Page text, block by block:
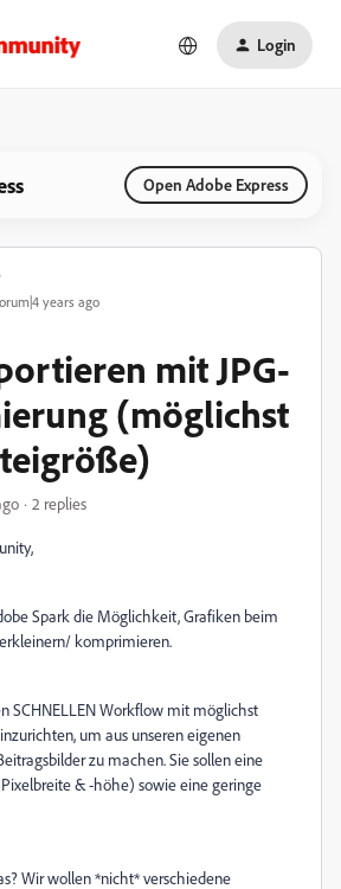
Login
Open Adobe Express
years ago
mit JPG-
(möglichst
2 replies
Spark die Möglichkeit, Grafiken beim
komprimieren.
SCHNELLEN Workflow mit möglichst
um aus unseren eigenen
zu machen. Sie sollen eine
& -höhe) sowie eine geringe
Wir wollen *nicht* verschiedene